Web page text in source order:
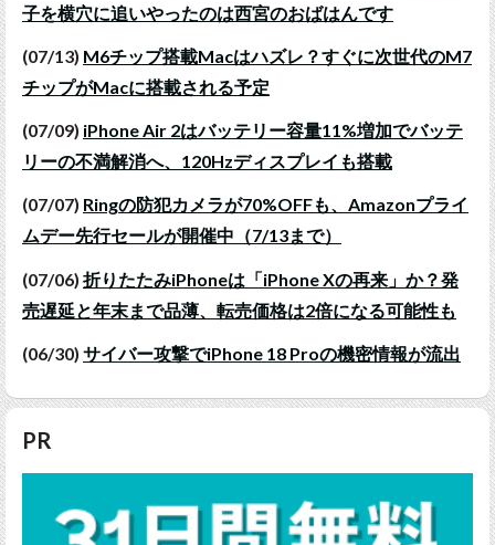
子を横穴に追いやったのは西宮のおばはんです
(07/13) M6チップ搭載Macはハズレ？すぐに次世代のM7
チップがMacに搭載される予定
(07/09) iPhone Air 2はバッテリー容量11%増加でバッテ
リーの不満解消へ、120Hzディスプレイも搭載
(07/07) Ringの防犯カメラが70%OFFも、Amazonプライ
ムデー先行セールが開催中（7/13まで）
(07/06) 折りたたみiPhoneは「iPhone Xの再来」か？発
売遅延と年末まで品薄、転売価格は2倍になる可能性も
(06/30) サイバー攻撃でiPhone 18 Proの機密情報が流出
PR